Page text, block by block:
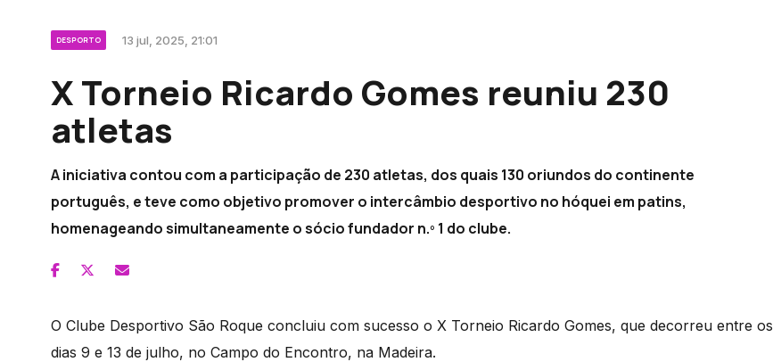
DESPORTO 13 jul, 2025, 21:01
X Torneio Ricardo Gomes reuniu 230
atletas
A iniciativa contou com a participação de 230 atletas, dos quais 130 oriundos do continente
português, e teve como objetivo promover o intercâmbio desportivo no hóquei em patins,
homenageando simultaneamente o sócio fundador n.º 1 do clube.
O Clube Desportivo São Roque concluiu com sucesso o X Torneio Ricardo Gomes, que decorreu entre os
dias 9 e 13 de julho, no Campo do Encontro, na Madeira.